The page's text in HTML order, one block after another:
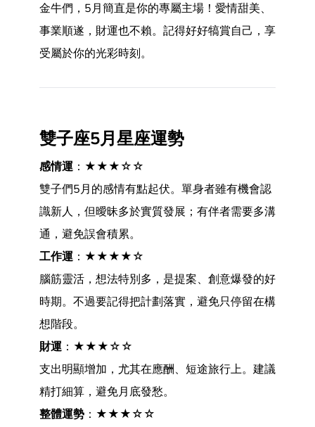
金牛們，5月簡直是你的專屬主場！愛情甜美、
事業順遂，財運也不賴。記得好好犒賞自己，享
受屬於你的光彩時刻。
雙子座5月星座運勢
感情運 ：★★★☆☆
雙子們5月的感情有點起伏。單身者雖有機會認
識新人，但曖昧多於實質發展；有伴者需要多溝
通，避免誤會積累。
工作運 ：★★★★☆
腦筋靈活，想法特別多，是提案、創意爆發的好
時期。不過要記得把計劃落實，避免只停留在構
想階段。
財運 ：★★★☆☆
支出明顯增加，尤其在應酬、短途旅行上。建議
精打細算，避免月底發愁。
整體運勢 ：★★★☆☆